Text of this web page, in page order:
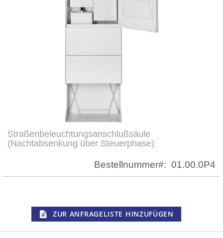
Straßenbeleuchtungsanschlußsäule
(Nachtabsenkung über Steuerphase)
Bestellnummer 01.00.0P4
ZUR ANFRAGELISTE HINZUFÜGEN
Zum
Anfang
Bildergalerie